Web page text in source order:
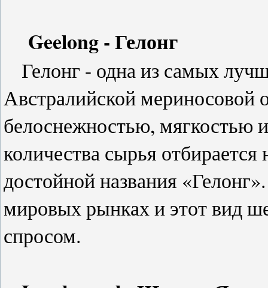
Geelong - Гелонг
Гелонг - одна из самых
Австралийской мериносовой
белоснежностью, мягкостью
количества сырья
достойной названия
мировых рынках и этот вид
спросом.